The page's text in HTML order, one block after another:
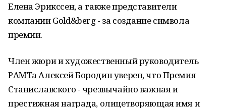
Елена Эрикссен, а также представители
компании Gold&berg - за создание символа
премии.
Член жюри и художественный руководитель
РАМТа Алексей Бородин уверен, что Премия
Станиславского - чрезвычайно важная и
престижная награда, олицетворяющая имя и